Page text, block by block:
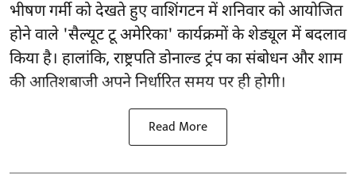
भीषण गर्मी को देखते हुए वाशिंगटन में शनिवार को आयोजित
होने वाले 'सैल्यूट टू अमेरिका' कार्यक्रमों के शेड्यूल में बदलाव
किया है। हालांकि, राष्ट्रपति डोनाल्ड ट्रंप का संबोधन और शाम
की आतिशबाजी अपने निर्धारित समय पर ही होगी।
Read More